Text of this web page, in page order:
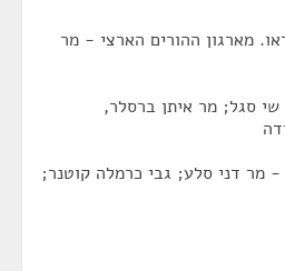
מארגון ההורים הארצי - מר
סגל; מר איתן ברסלר,
- מר דני סלע; גבי כרמלה קוטנר;